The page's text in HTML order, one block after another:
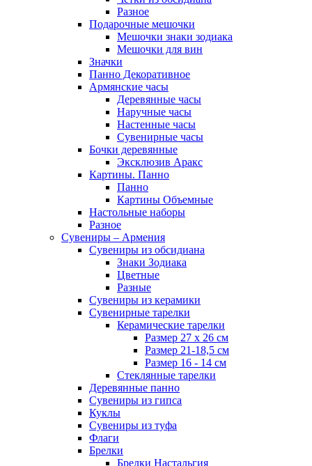
Разное
Подарочные мешочки
Мешочки знаки зодиака
Мешочки для вин
Значки
Панно Декоративное
Армянские часы
Деревянные часы
Наручные часы
Настенные часы
Сувенирные часы
Бочки деревянные
Эксклюзив Аракс
Картины. Панно
Панно
Картины Объемные
Настольные наборы
Разное
Сувениры – Армения
Сувениры из обсидиана
Знаки Зодиака
Цветные
Разные
Сувениры из керамики
Сувенирные тарелки
Керамические тарелки
Размер 27 х 26 см
Размер 21-18,5 см
Размер 16 - 14 см
Стеклянные тарелки
Деревянные панно
Сувениры из гипса
Куклы
Сувениры из туфа
Флаги
Брелки
Брелки Настальгия